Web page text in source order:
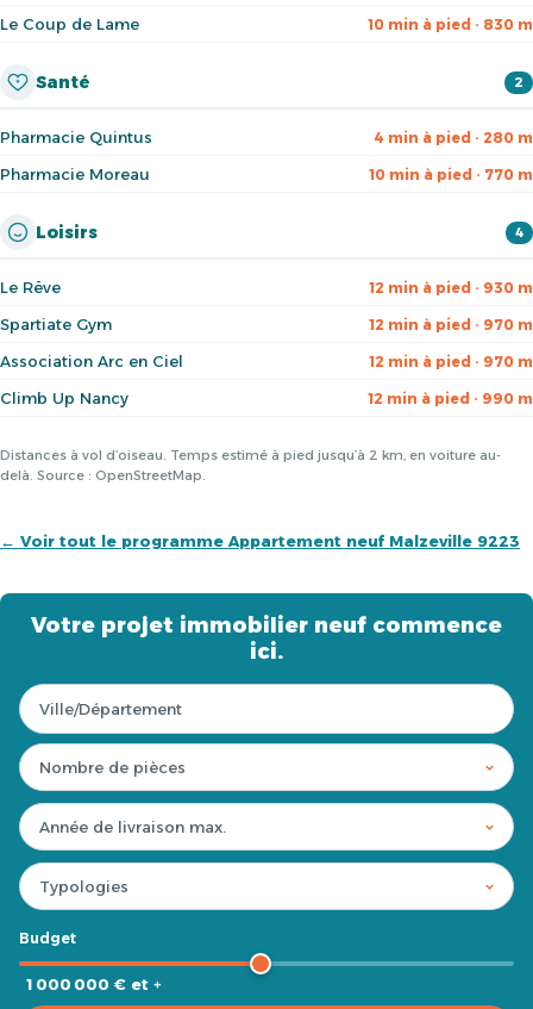
Le Coup de Lame 10 min à pied · 830 m
Santé 2
Pharmacie Quintus 4 min à pied · 280 m
Pharmacie Moreau 10 min à pied · 770 m
Loisirs 4
Le Rêve 12 min à pied · 930 m
Spartiate Gym 12 min à pied · 970 m
Association Arc en Ciel 12 min à pied · 970 m
Climb Up Nancy 12 min à pied · 990 m
Distances à vol d’oiseau. Temps estimé à pied jusqu’à 2 km, en voiture au-
delà. Source : OpenStreetMap.
← Voir tout le programme Appartement neuf Malzeville 9223
Votre projet immobilier neuf commence
ici.
Budget
1 000 000 € et +